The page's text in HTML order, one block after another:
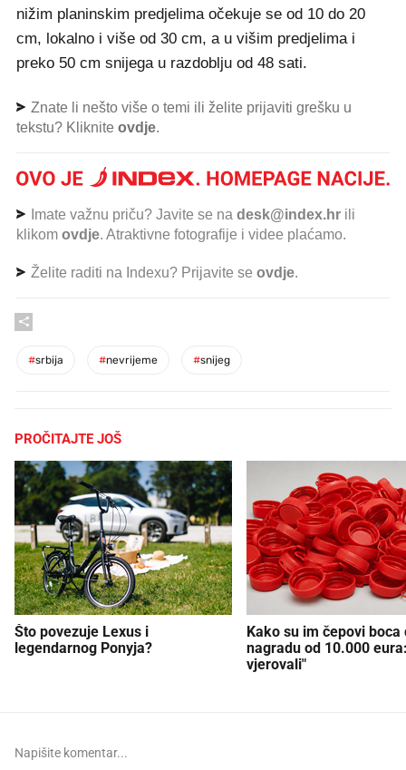
nižim planinskim predjelima očekuje se od 10 do 20
cm, lokalno i više od 30 cm, a u višim predjelima i
preko 50 cm snijega u razdoblju od 48 sati.
Znate li nešto više o temi ili želite prijaviti grešku u
tekstu? Kliknite ovdje.
Imate važnu priču? Javite se na desk@index.hr ili
klikom ovdje. Atraktivne fotografije i videe plaćamo.
Želite raditi na Indexu? Prijavite se ovdje.
#srbija #nevrijeme #snijeg
PROČITAJTE JOŠ
Što povezuje Lexus i
legendarnog Ponyja?
Kako su im čepovi boca
nagradu od 10.000
vjerovali"